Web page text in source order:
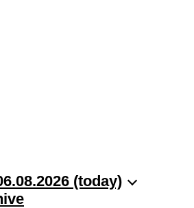
(today)